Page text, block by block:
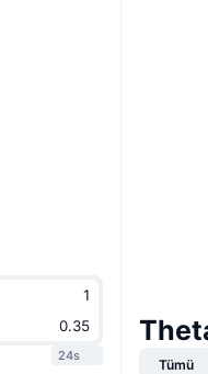
24s
Tümü